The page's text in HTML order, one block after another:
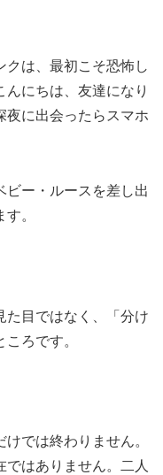
クは、最初こそ恐怖し
んにちは、友達になり
夜に出会ったらスマホ
ビー・ルースを差し出
。
た目ではなく、「分け
ろです。
では終わりません。
はありません。二人